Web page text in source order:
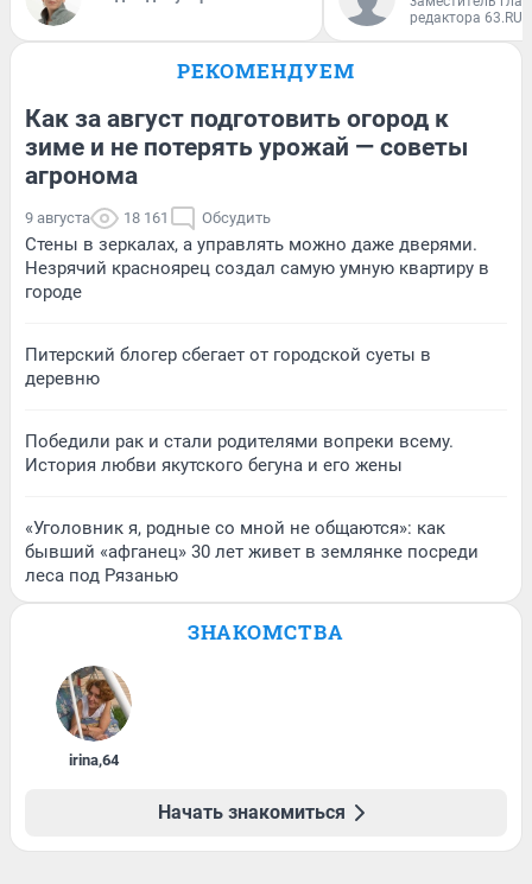
редактора 63.RU
РЕКОМЕНДУЕМ
Как за август подготовить огород к
зиме и не потерять урожай — советы
агронома
9 августа 18 161 Обсудить
Стены в зеркалах, а управлять можно даже дверями.
Незрячий красноярец создал самую умную квартиру в
городе
Питерский блогер сбегает от городской суеты в
деревню
Победили рак и стали родителями вопреки всему.
История любви якутского бегуна и его жены
«Уголовник я, родные со мной не общаются»: как
бывший «афганец» 30 лет живет в землянке посреди
леса под Рязанью
ЗНАКОМСТВА
irina,64
Начать знакомиться